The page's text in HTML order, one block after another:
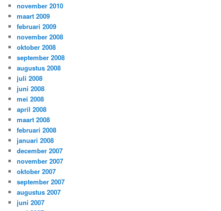
november 2010
maart 2009
februari 2009
november 2008
oktober 2008
september 2008
augustus 2008
juli 2008
juni 2008
mei 2008
april 2008
maart 2008
februari 2008
januari 2008
december 2007
november 2007
oktober 2007
september 2007
augustus 2007
juni 2007